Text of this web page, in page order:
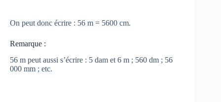
On peut donc écrire : 56 m = 5600 cm.
Remarque :
56 m peut aussi s’écrire : 5 dam et 6 m ; 560 dm ; 56
000 mm ; etc.